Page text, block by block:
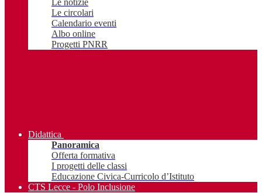
Le notizie
Le circolari
Calendario eventi
Albo online
Progetti PNRR
Didattica
Panoramica
Offerta formativa
I progetti delle classi
Educazione Civica-Curricolo d’Istituto
CTS Lecce - Polo Inclusione